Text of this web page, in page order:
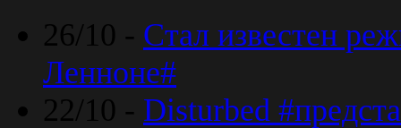
26/10 - Стал известен
Ленноне#
22/10 - Disturbed